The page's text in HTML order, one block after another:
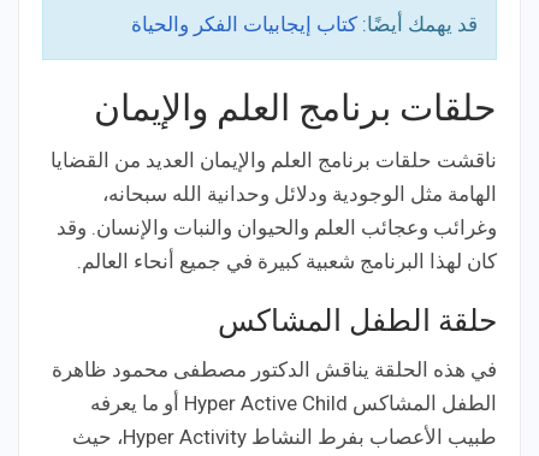
قد يهمك أيضًا: كتاب إيجابيات الفكر والحياة
حلقات برنامج العلم والإيمان
ناقشت حلقات برنامج العلم والإيمان العديد من القضايا
الهامة مثل الوجودية ودلائل وحدانية الله سبحانه،
وغرائب وعجائب العلم والحيوان والنبات والإنسان. وقد
كان لهذا البرنامج شعبية كبيرة في جميع أنحاء العالم.
حلقة الطفل المشاكس
في هذه الحلقة يناقش الدكتور مصطفى محمود ظاهرة
الطفل المشاكس Hyper Active Child أو ما يعرفه
طبيب الأعصاب بفرط النشاط Hyper Activity،
حيث